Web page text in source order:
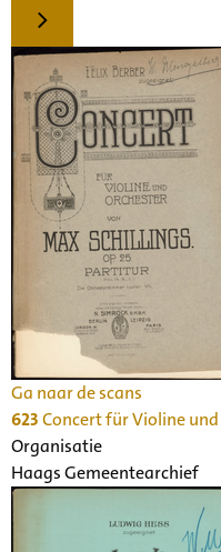
Ga naar de scans
623Concert für Violine
Organisatie
Haags Gemeentearchief